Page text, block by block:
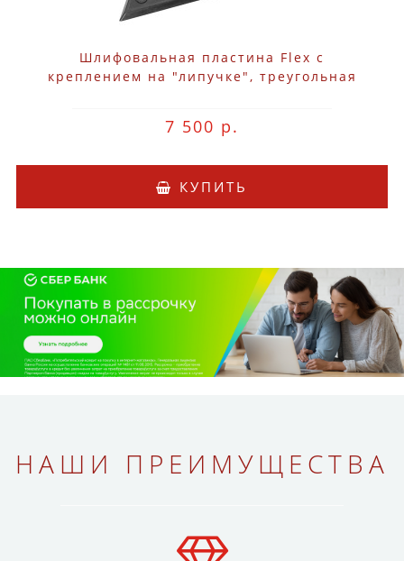
Шлифовальная пластина Flex с
креплением на "липучке", треугольная
7 500 р.
КУПИТЬ
НАШИ ПРЕИМУЩЕСТВА